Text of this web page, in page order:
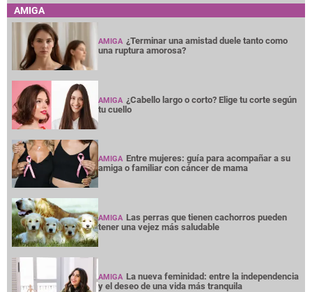
AMIGA
AMIGA ¿Terminar una amistad duele tanto como
una ruptura amorosa?
AMIGA ¿Cabello largo o corto? Elige tu corte según
tu cuello
AMIGA Entre mujeres: guía para acompañar a su
amiga o familiar con cáncer de mama
AMIGA Las perras que tienen cachorros pueden
tener una vejez más saludable
AMIGA La nueva feminidad: entre la independencia
y el deseo de una vida más tranquila